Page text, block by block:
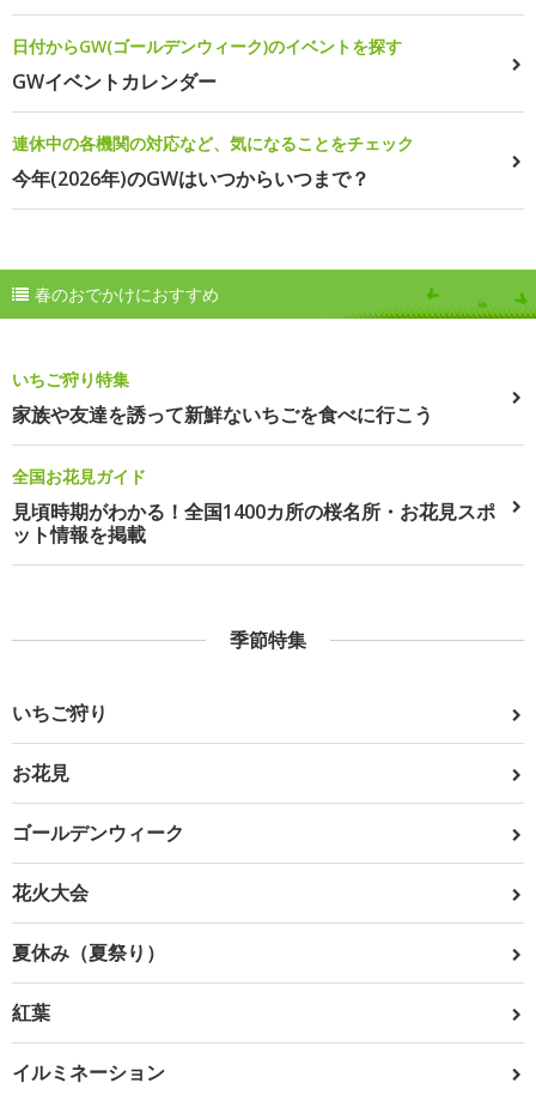
日付からGW(ゴールデンウィーク)のイベントを探す
GWイベントカレンダー
連休中の各機関の対応など、気になることをチェック
今年(2026年)のGWはいつからいつまで？
春のおでかけにおすすめ
いちご狩り特集
家族や友達を誘って新鮮ないちごを食べに行こう
全国お花見ガイド
見頃時期がわかる！全国1400カ所の桜名所・お花見スポ
ット情報を掲載
季節特集
いちご狩り
お花見
ゴールデンウィーク
花火大会
夏休み（夏祭り）
紅葉
イルミネーション